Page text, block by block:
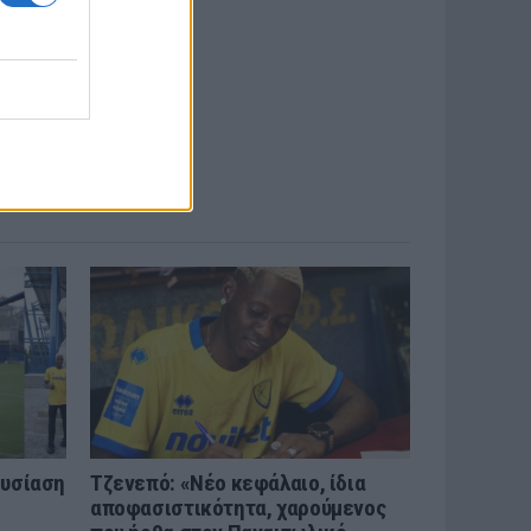
Τζενεπό: «Νέο κεφάλαιο, ίδια
αποφασιστικότητα, χαρούμενος